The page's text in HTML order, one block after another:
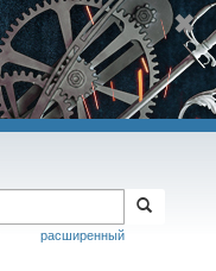
расширенный